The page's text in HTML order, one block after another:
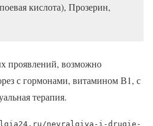
кислота), Прозерин,
проявлений, возможно
с гормонами, витамином В1, с
терапия.
nevralgiya-i-drugie-